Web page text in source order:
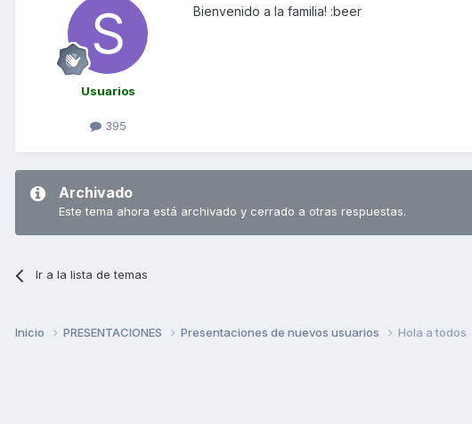
Usuarios
395
Bienvenido a la familia! :beer
Archivado
Este tema ahora está archivado y cerrado a otras respuestas.
Ir a la lista de temas
Inicio PRESENTACIONES Presentaciones de nuevos usuarios Hola a todos